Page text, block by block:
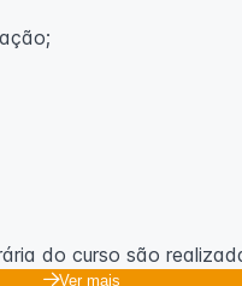
do curso são
Ver mais